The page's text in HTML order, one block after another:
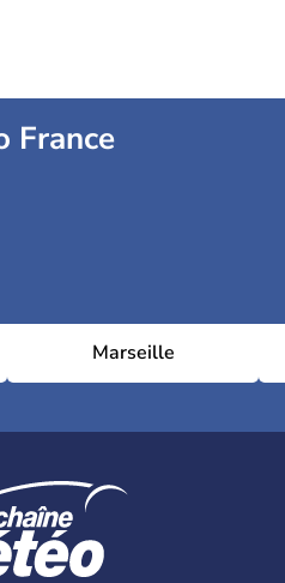
France
Marseille